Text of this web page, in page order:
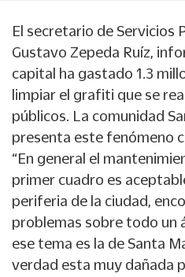
El secretario de Servicios
Gustavo Zepeda Ruíz,
capital ha gastado 1.3
limpiar el grafiti que se
públicos. La comunidad
presenta este fenómeno
“En general el
primer cuadro es
periferia de la ciudad,
problemas sobre todo un
ese tema es la de Santa
verdad esta muy dañada